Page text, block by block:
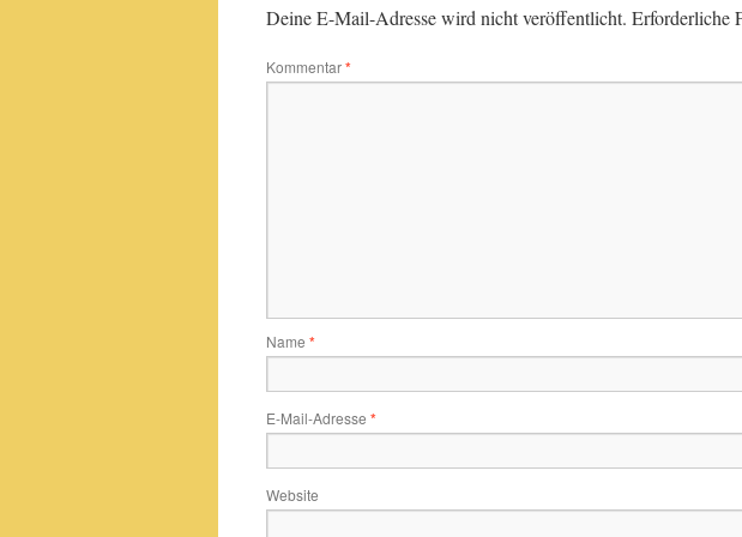
Deine E-Mail-Adresse wird nicht veröffentlicht. Erforderliche
Kommentar*
Name *
E-Mail-Adresse *
Website